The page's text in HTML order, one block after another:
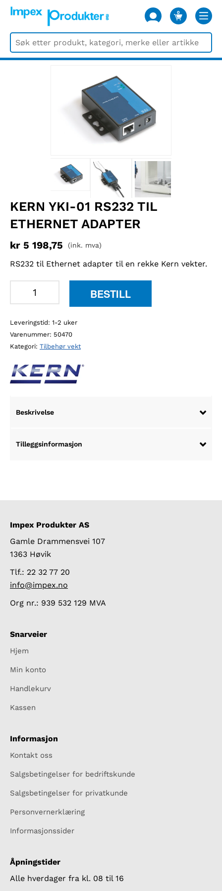
0
VARER
KERN YKI-01 RS232 TIL
ETHERNET ADAPTER
kr 5 198,75 (ink. mva)
RS232 til Ethernet adapter til en rekke Kern vekter.
RS232
til
Ethernet
adapter
antall
BESTILL
Leveringstid: 1-2 uker
Varenummer: 50470
Kategori: Tilbehør vekt
Beskrivelse
Tilleggsinformasjon
Impex Produkter AS
Gamle Drammensvei 107
1363 Høvik
Tlf.: 22 32 77 20
info@impex.no
Org nr.: 939 532 129 MVA
Snarveier
Hjem
Min konto
Handlekurv
Kassen
Informasjon
Kontakt oss
Salgsbetingelser for bedriftskunde
Salgsbetingelser for privatkunde
Personvernerklæring
Informasjonssider
Åpningstider
Alle hverdager fra kl. 08 til 16